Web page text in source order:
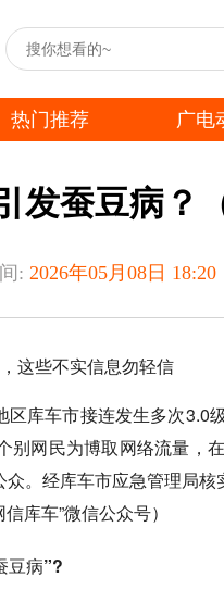
热门推荐 广电
蚕豆病？（
: 2026年05月08日 18:20
这些不实信息勿轻信
库车市接连发生多次3.0
网民为博取网络流量，
。经库车市应急管理局
库车”微信公众号）
豆病”?